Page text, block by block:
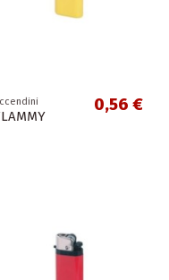
0,56 €